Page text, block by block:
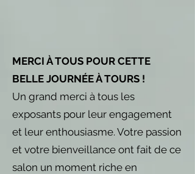
MERCI À TOUS POUR CETTE
BELLE JOURNÉE À TOURS !
Un grand merci à tous les
exposants pour leur engagement
et leur enthousiasme. Votre passion
et votre bienveillance ont fait de ce
salon un moment riche en